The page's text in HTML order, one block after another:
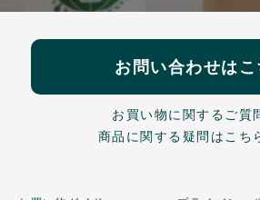
お問い合わせはこ
お買い物に関するご質
商品に関する疑問はこち